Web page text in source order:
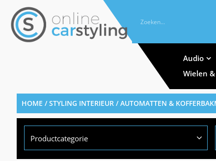
Audio
Wielen
HOME /STYLING INTERIEUR/AUTOMATTEN &
Productcategorie